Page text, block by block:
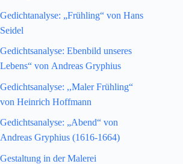
Gedichtanalyse: „Frühling“ von Hans
Seidel
Gedichtsanalyse: Ebenbild unseres
Lebens“ von Andreas Gryphius
Gedichtsanalyse: ,,Maler Frühling“
von Heinrich Hoffmann
Gedichtsanalyse: „Abend“ von
Andreas Gryphius (1616-1664)
Gestaltung in der Malerei